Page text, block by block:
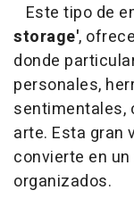
Este tipo de
storage',
donde
personales,
sentimentales,
arte. Esta gran
convierte en
organizados.